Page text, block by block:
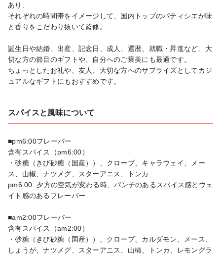
あり、
それぞれの時間帯をイメージして、国内トップのパティシエが味
と香りをこだわり抜いて監修。
誕生日や結婚、出産、記念日、成人、還暦、就職・昇進など、大
切な方の節目のギフトや、自分へのご褒美にも最適です。
ちょっとしたお礼や、友人、大切な方へのサプライズとしてカジ
ュアルなギフトにもおすすめです。
スパイスと風味について
■pm6:00フレーバー
含有スパイス（pm6:00）
・砂糖（きび砂糖（国産））、クローブ、キャラウェイ、メー
ス、山椒、ナツメグ、スターアニス、トンカ
pm6:00: 夕方の空気が変わる時、パンチのあるスパイス感とウェ
イト感のあるフレーバー
■am2:00フレーバー
含有スパイス（am2:00）
・砂糖（きび砂糖（国産））、クローブ、カルダモン、メース、
しょうが、ナツメグ、スターアニス、山椒、トンカ、レモングラ